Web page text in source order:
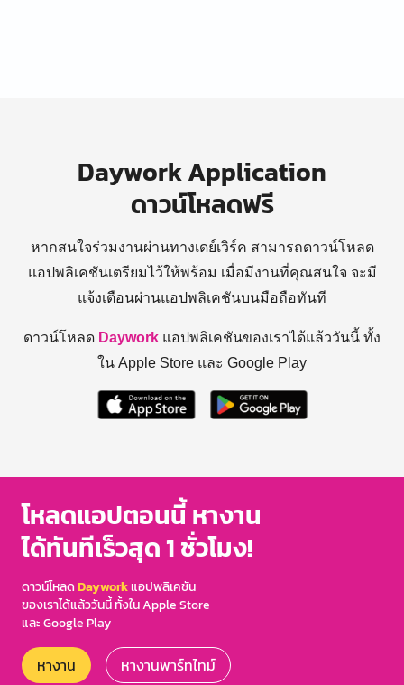
Daywork Application
ดาวน์โหลดฟรี
หากสนใจร่วมงานผ่านทางเดย์เวิร์ค สามารถดาวน์โหลด
แอปพลิเคชันเตรียมไว้ให้พร้อม เมื่อมีงานที่คุณสนใจ จะมี
แจ้งเตือนผ่านแอปพลิเคชันบนมือถือทันที
ดาวน์โหลด Daywork แอปพลิเคชันของเราได้แล้ววันนี้ ทั้ง
ใน Apple Store และ Google Play
โหลดแอปตอนนี้ หางาน
ได้ทันทีเร็วสุด 1 ชั่วโมง!
ดาวน์โหลดDayworkแอปพลิเคชัน
ของเราได้แล้ววันนี้ ทั้งใน Apple Store
และ Google Play
หางาน หางานพาร์ทไทม์